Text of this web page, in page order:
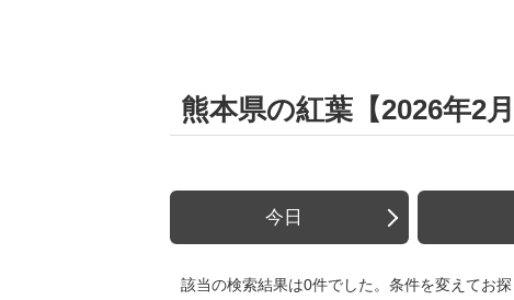
熊本県の紅葉【2026年2月
今日
該当の検索結果は0件でした。条件を変えてお探